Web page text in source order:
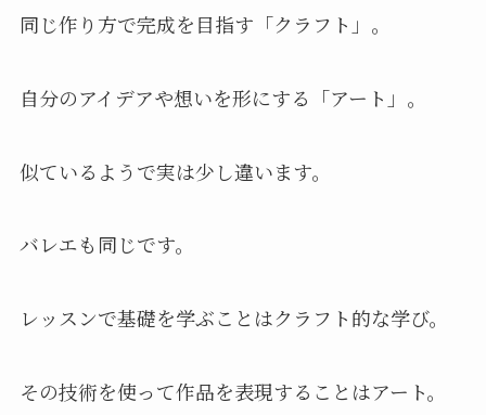
同じ作り方で完成を目指す「クラフト」。
自分のアイデアや想いを形にする「アート」。
似ているようで実は少し違います。
バレエも同じです。
レッスンで基礎を学ぶことはクラフト的な学び。
その技術を使って作品を表現することはアート。